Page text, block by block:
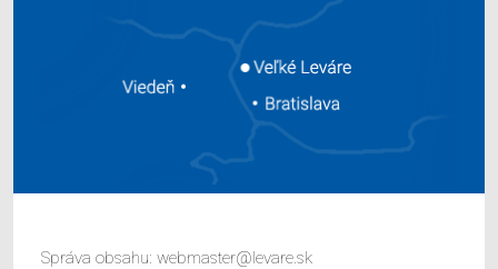
Správa obsahu: webmaster@levare.sk